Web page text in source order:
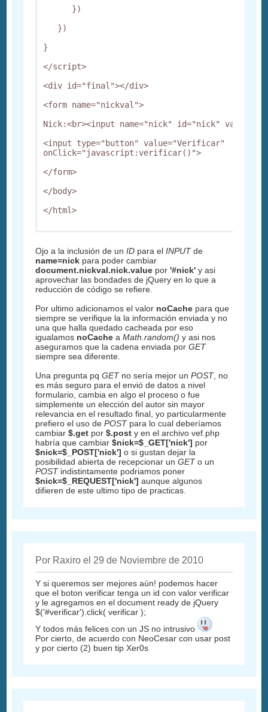
})
})
}
</script>
<div id="final"></div>
<form name="nickval">
Nick:<br><input name="nick" id="nick"
<input type="button" value="Verificar"
onClick="javascript:verificar()">
</form>
</body>
</html>
Ojo a la inclusión de unID para elINPUTde
name=nick para poder cambiar
document.nickval.nick.value por'#nick' y asi
aprovechar las bondades de jQuery en lo que a
reducción de código se refiere.
Por ultimo adicionamos el valor noCache para que
siempre se verifique la la información enviada y no
una que halla quedado cacheada por eso
igualamos noCacheaMath.random() y asi nos
aseguramos que la cadena enviada porGET
siempre sea diferente.
Una pregunta pqGET no sería mejor unPOST, no
es más seguro para el envió de datos a nivel
formulario, cambia en algo el proceso o fue
simplemente un elección del autor sin mayor
relevancia en el resultado final, yo particularmente
prefiero el uso dePOST para lo cual deberíamos
cambiar$.get por$.post y en el archivo vef.php
habría que cambiar$nick=$_GET['nick'] por
$nick=$_POST['nick'] o si gustan dejar la
posibilidad abierta de recepcionar unGETo un
POST indistintamente podriamos poner
$nick=$_REQUEST['nick'] aunque algunos
difieren de este ultimo tipo de practicas.
Por Raxiro el 29 de Noviembre de 2010
Y si queremos ser mejores aún! podemos hacer
que el boton verificar tenga un id con valor verificar
y le agregamos en el document ready de jQuery
$('#verificar').click( verificar );
Y todos más felices con un JS no intrusivo
Por cierto, de acuerdo con NeoCesar con usar post
y por cierto (2) buen tip Xer0s